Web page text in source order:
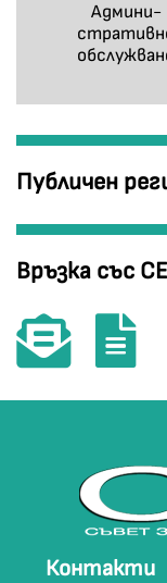
Админи-
Публичен
Връзка със
Контакти